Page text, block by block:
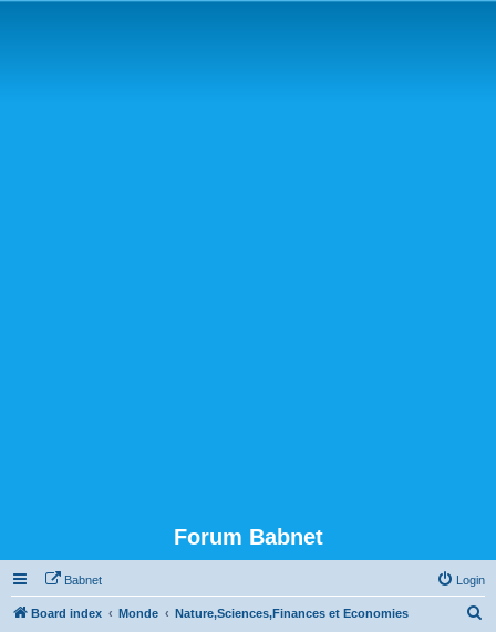
Forum Babnet
Babnet Login
Board index Monde Nature,Sciences,Finances et Economies